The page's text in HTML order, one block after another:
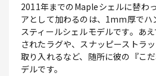
2011年までのMapleシェルに替わ
アとして加わるのは、1mm厚でハ
スティールシェルモデルです。あ
されたラグや、スナッピーストラ
取り入れるなど、随所に彼の『こ
デルです。